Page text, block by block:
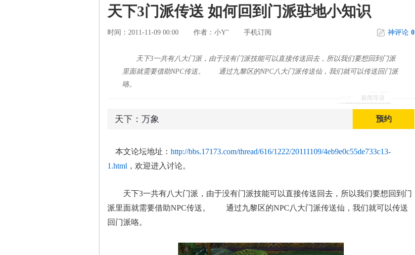
天下3门派传送 如何回到门派驻地小知识
时间：2011-11-09 00:00 作者： 小Y'' 手机订阅 神评论 0
新闻导语
天下3一共有八大门派，由于没有门派技能可以直接传送回去，所以我们要想回到门派
里面就需要借助NPC传送。 通过九黎区的NPC八大门派传送仙，我们就可以传送回门派
咯。
天下：万象 预约
本文论坛地址： http://bbs.17173.com/thread/616/1222/20111109/4eb9e0c55de733c13-
1.html ，欢迎进入讨论。
天下3一共有八大门派，由于没有门派技能可以直接传送回去，所以我们要想回到门
派里面就需要借助NPC传送。 通过九黎区的NPC八大门派传送仙，我们就可以传送
回门派咯。